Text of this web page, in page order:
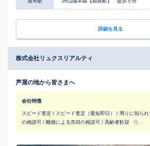
詳細を見る
株式会社リュクスリアルティ
芦屋の地から皆さまへ
会社特徴
スピード査定 / スピード査定（最短即日） / 周りに知ら
の相談可 / 離婚による売却の相談可 / 高齢者歓迎
他...